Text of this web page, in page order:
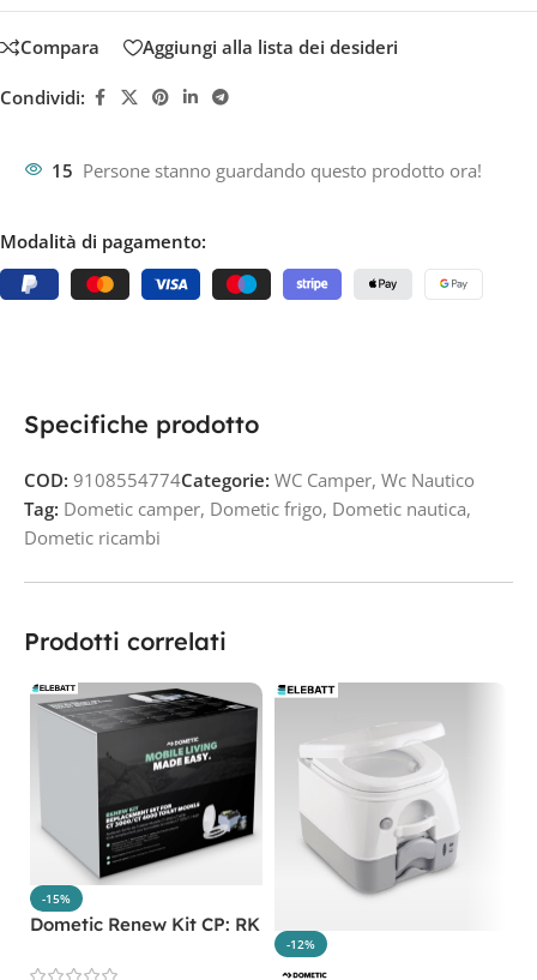
Compara Aggiungi alla lista dei desideri
Condividi:
15 Persone stanno guardando questo prodotto ora!
Modalità di pagamento:
Specifiche prodotto
COD: 9108554774Categorie: WC Camper, Wc Nautico
Tag: Dometic camper, Dometic frigo, Dometic nautica,
Dometic ricambi
Prodotti correlati
-15%
Dometic Renew Kit CP: RK
-12%